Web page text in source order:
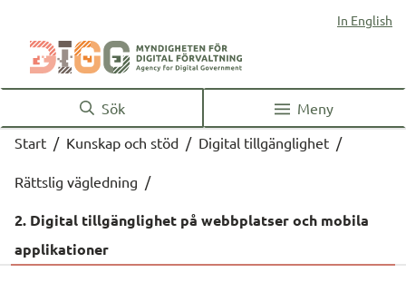
In English
Sök
Meny
Start / Kunskap och stöd / Digital tillgänglighet /
Rättslig vägledning /
2. Digital tillgänglighet på webbplatser och mobila
applikationer